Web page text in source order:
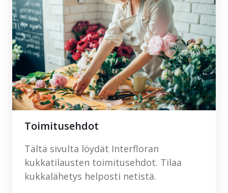
Toimitusehdot
Tältä sivulta löydät Interfloran
kukkatilausten toimitusehdot. Tilaa
kukkalähetys helposti netistä.